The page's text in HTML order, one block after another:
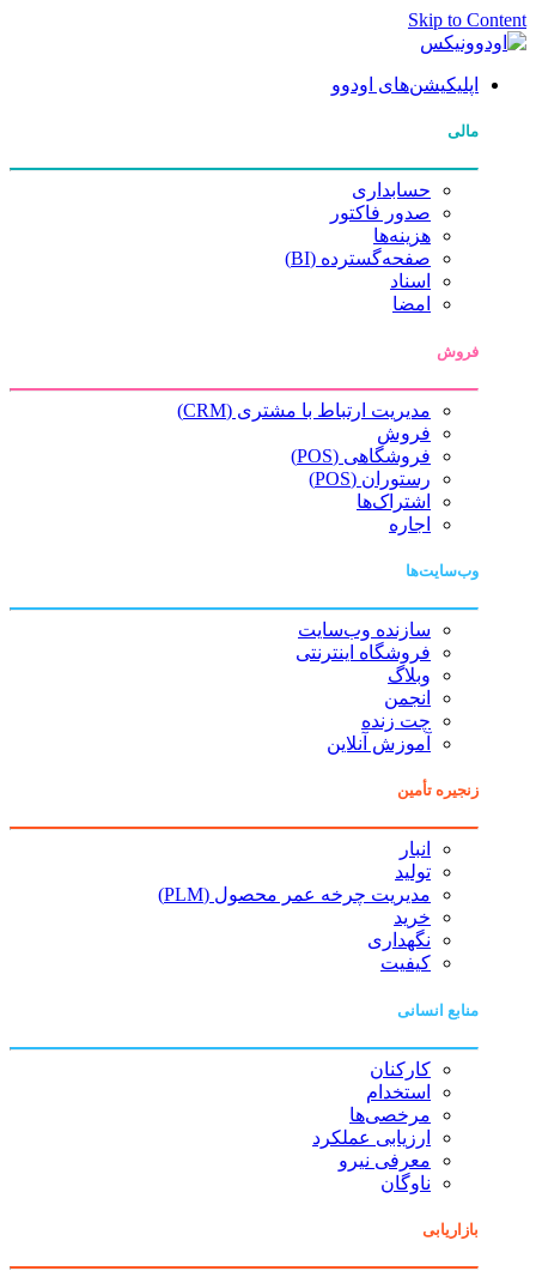
Skip to Content
اپلیکیشن‌های اودوو
مالی
حسابداری
صدور فاکتور
هزینه‌ها
صفحه‌گسترده (BI)
اسناد
امضا
فروش
مدیریت ارتباط با مشتری (CRM)
فروش
فروشگاهی (POS)
رستوران (POS)
اشتراک‌ها
اجاره
وب‌سایت‌ها
سازنده وب‌سایت
فروشگاه اینترنتی
وبلاگ
انجمن
چت زنده
آموزش آنلاین
زنجیره تأمین
انبار
تولید
مدیریت چرخه عمر محصول (PLM)
خرید
نگهداری
کیفیت
منابع انسانی
کارکنان
استخدام
مرخصی‌ها
ارزیابی عملکرد
معرفی نیرو
ناوگان
بازاریابی